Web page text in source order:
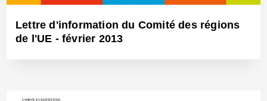
Lettre d'information du Comité des régions
de l'UE - février 2013